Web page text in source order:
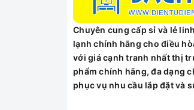
Chuyên cung cấp sỉ và lẻ
lạnh chính hãng cho điều
với giá cạnh tranh nhất thị
phẩm chính hãng, đa dạng
phục vụ nhu cầu lắp đặt và